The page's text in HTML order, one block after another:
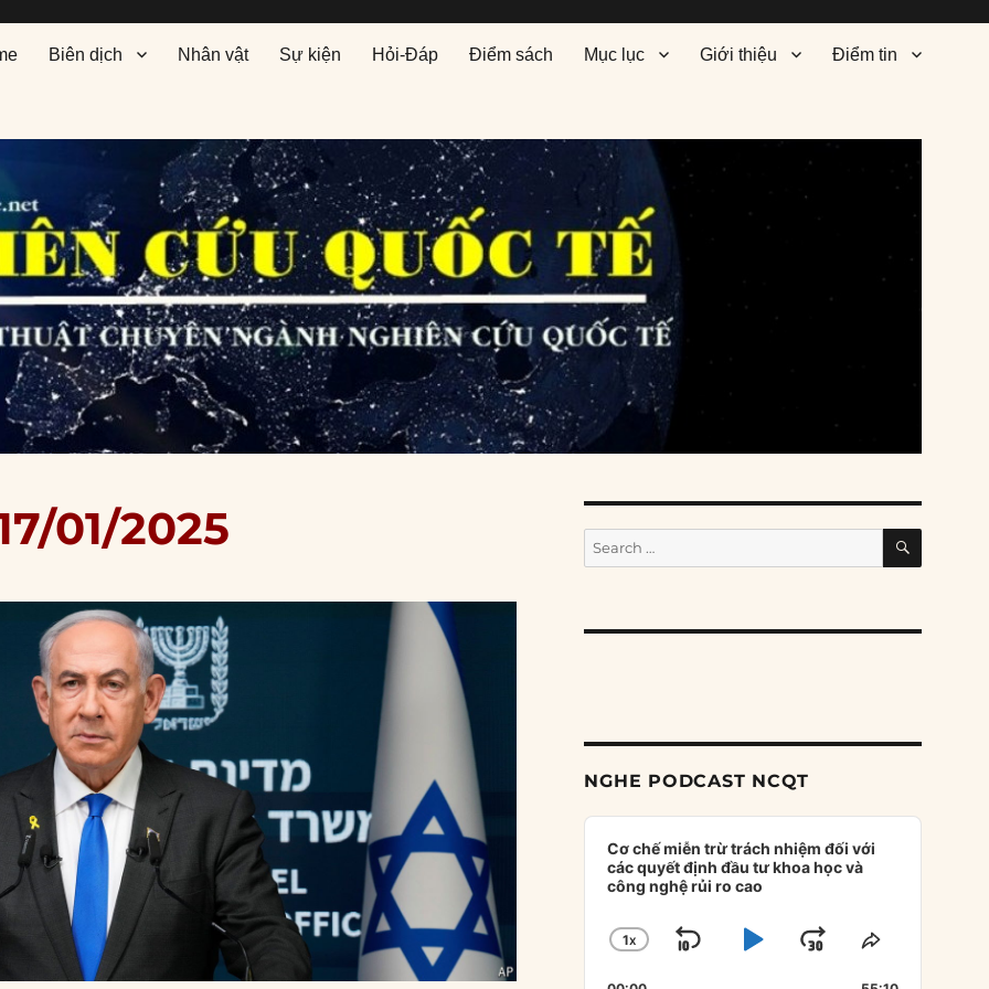
Biên dịch Nhân vật Sự kiện Hỏi-Đáp Điểm sách Mục lục Giới thiệu Điểm tin
01/2025
Search
for:
SEARCH
NGHE PODCAST NCQT
Audio
Player
Cơ chế miễn trừ trách nhiệm đối với
các quyết định đầu tư khoa học và
công nghệ rủi ro cao
CHANGE
1X
SKIPPLAYJUMPSHARE